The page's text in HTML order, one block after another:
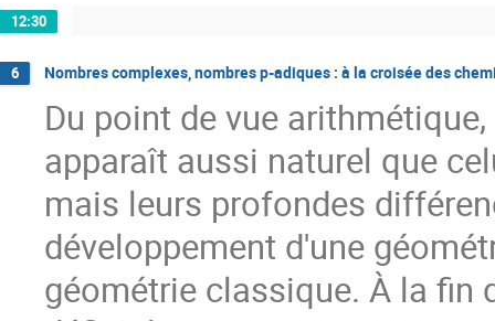
12:30
6 Nombres complexes, nombres p-adiques : à la croisée des
Du point de vue
apparaît aussi naturel que
mais leurs profondes
développement d'une
géométrie classique. À la fin